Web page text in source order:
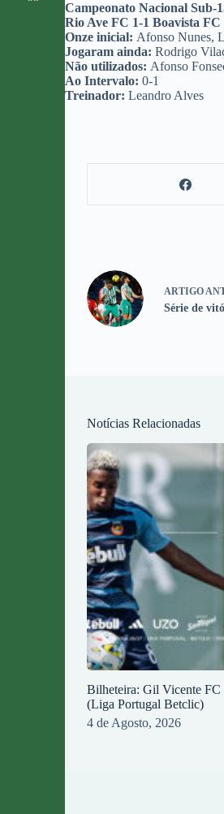
Campeonato Nacional Sub-
Rio Ave FC 1-1 Boavista FC
Onze inicial: Afonso Nunes,
Jogaram ainda: Rodrigo
Não utilizados: Afonso
Ao Intervalo: 0-1
Treinador: Leandro Alves
ARTIGO
Série de
Notícias Relacionadas
Bilheteira: Gil Vicente
(Liga Portugal Betclic)
4 de Agosto, 2026